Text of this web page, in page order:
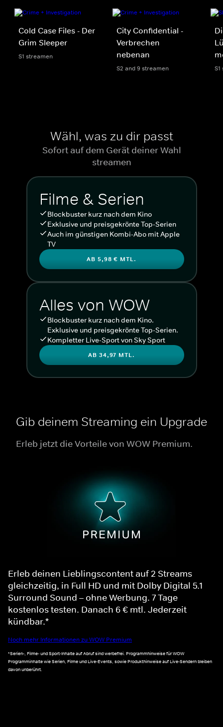
Cold Case Files - Der
Grim Sleeper
S1 streamen
City Confidential -
Verbrechen
nebenan
S2 and 9 streamen
Wähl, was zu dir passt
Sofort auf dem Gerät deiner Wahl
streamen
Filme & Serien
Blockbuster kurz nach dem Kino
Exklusive und preisgekrönte Top-Serien
Auch im günstigen Kombi-Abo mit Apple
TV
AB 5,98 € MTL.
Alles von WOW
Blockbuster kurz nach dem Kino.
Exklusive und preisgekrönte Top-Serien.
Kompletter Live-Sport von Sky Sport
AB 34,97 MTL.
Gib deinem Streaming ein Upgrade
Erleb jetzt die Vorteile von WOW Premium.
Erleb deinen Lieblingscontent auf 2 Streams
gleichzeitig, in Full HD und mit Dolby Digital 5.1
Surround Sound – ohne Werbung. 7 Tage
kostenlos testen. Danach 6 € mtl. Jederzeit
kündbar.*
Noch mehr Informationen zu WOW Premium
*Serien-, Filme- und Sport-Inhalte auf Abruf sind werbefrei. Programmhinweise für WOW
Programminhalte wie Serien, Filme und Live-Events, sowie Produkthinweise auf Live-Sendern bleiben
davon unberührt.